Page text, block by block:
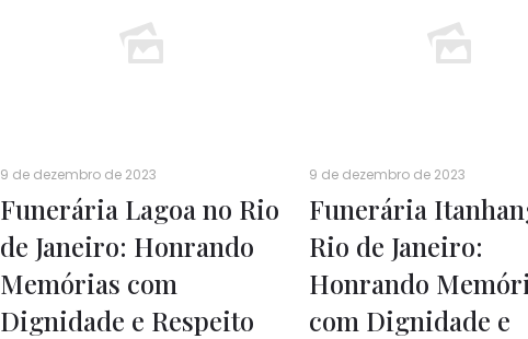
9 de dezembro de 2023
Funerária Lagoa no Rio
de Janeiro: Honrando
Memórias com
Dignidade e Respeito
9 de dezembro de 2023
Funerária
Rio de Janeiro:
Honrando
com Dignidade e